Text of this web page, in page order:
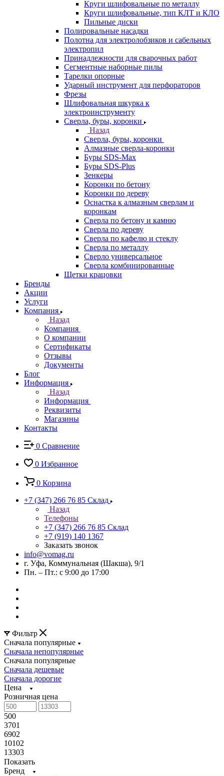
Круги шлифовальные по металлу
Круги шлифовальные, тип КЛТ и КЛО
Пильные диски
Полировальные насадки
Полотна для электролобзиков и сабельных
электропил
Принадлежности для сварочных работ
Сегментные наборные пилы
Тарелки опорные
Ударный инструмент для перфораторов
Фрезы
Шлифовальная шкурка к
электроинструменту
Сверла, буры, коронки
Назад
Сверла, буры, коронки
Алмазные сверла-коронки
Буры SDS-Max
Буры SDS-Plus
Зенкеры
Коронки по бетону
Коронки по дереву
Оснастка к алмазным сверлам и
коронкам
Сверла по бетону и камню
Сверла по дереву
Сверла по кафелю и стеклу
Сверла по металлу
Сверло универсальное
Сверла комбинированные
Щетки крацовки
Бренды
Акции
Услуги
Компания
Назад
Компания
О компании
Сертификаты
Отзывы
Документы
Блог
Информация
Назад
Информация
Реквизиты
Магазины
Контакты
0 Сравнение
0 Избранное
0 Корзина
+7 (347) 266 76 85 Склад
Назад
Телефоны
+7 (347) 266 76 85 Склад
+7 (919) 140 1367
Заказать звонок
info@vomag.ru
г. Уфа, Коммунальная (Шакша), 9/1
Пн. – Пт.: с 9:00 до 17:00
Фильтр
Сначала популярные
Сначала непопулярные
Сначала популярные
Сначала дешевые
Сначала дорогие
Цена
Розничная цена
500
3701
6902
10102
13303
Показать
Бренд